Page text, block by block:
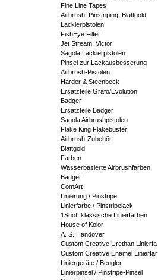
Fine Line Tapes
Airbrush, Pinstriping, Blattgold
Lackierpistolen
FishEye Filter
Jet Stream, Victor
Sagola Lackierpistolen
Pinsel zur Lackausbesserung
Airbrush-Pistolen
Harder & Steenbeck
Ersatzteile Grafo/Evolution
Badger
Ersatzteile Badger
Sagola Airbrushpistolen
Flake King Flakebuster
Airbrush-Zubehör
Blattgold
Farben
Wasserbasierte Airbrushfarben
Badger
ComArt
Linierung / Pinstripe
Linierfarbe / Pinstripelack
1Shot, klassische Linierfarben
House of Kolor
A. S. Handover
Custom Creative Urethan Linierfa
Custom Creative Enamel Linierfar
Liniergeräte / Beugler
Linierpinsel / Pinstripe-Pinsel